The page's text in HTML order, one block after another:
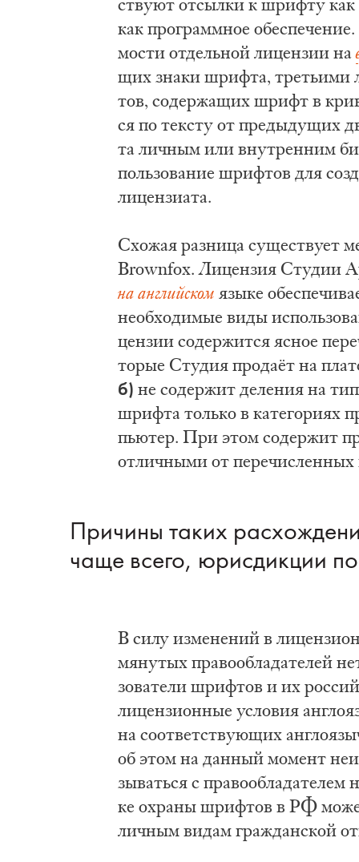
ству­ют от­сыл­ки к шриф­ту
как про­грамм­ное
мо­сти от­дель­ной ли­цен­зии на
щих зна­ки шриф­та, тре­тьи­ми
тов, со­дер­жа­щих шрифт в
ся по тек­сту от пре­ды­ду­щих
та лич­ным или вну­трен­ним
поль­зо­ва­ние шриф­тов для
ли­цен­зи­а­та.
Схо­жая раз­ни­ца су­ще­ству­ет
Brownfox. Ли­цен­зия Сту­дии
на ан­глий­ском язы­ке
не­об­хо­ди­мые ви­ды
цен­зии со­дер­жит­ся яс­ное
то­рые Сту­дия про­да­ёт на
б) не со­дер­жит де­ле­ния на
шриф­та толь­ко в ка­те­го­ри­ях
пью­тер. При этом со­дер­жит
от­лич­ны­ми от
При­чи­ны та­ких
ча­ще все­го, юрис­дик­ции
В си­лу из­ме­не­ний в
мя­ну­тых пра­во­об­ла­да­те­лей
зо­ва­те­ли шриф­тов и их
ли­цен­зи­он­ные усло­вия
на со­от­вет­ству­ю­щих
об этом на дан­ный мо­мент
зы­вать­ся с
ке охра­ны шриф­тов в РФ
лич­ным ви­дам гра­ждан­ской